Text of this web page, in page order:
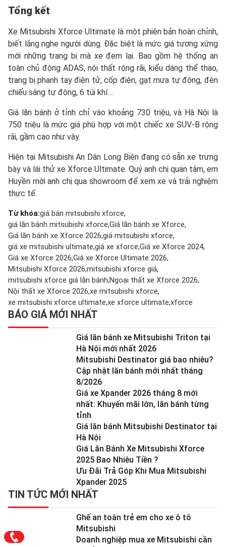
Tổng kết
Xe Mitsubishi Xforce Ultimate là một phiên bản hoàn chỉnh,
biết lắng nghe người dùng. Đặc biệt là mức giá tương xứng
mới những trang bị mà xe đem lại. Bao gồm hệ thống an
toàn chủ động ADAS, nội thất rộng rãi, kiểu dáng thể thao,
trang bị phanh tay điện tử, cốp điện, gạt mưa tự động, đèn
chiếu sáng tự động, 6 túi khí….
Giá lăn bánh ở tỉnh chỉ vào khoảng 730 triệu, và Hà Nội là
750 triệu là mức giá phù hợp với một chiếc xe SUV-B rộng
rãi, gầm cao như vậy.
Hiện tại Mitsubishi An Dân Long Biên đang có sẵn xe trưng
bày và lái thử xe Xforce Ultimate. Quý anh chị quan tâm, em
Huyền mời anh chị qua showroom để xem xe và trải nghiệm
thực tế.
Từ khóa:giá bán mitsubishi xforce
giá lăn bánh mitsubishi xforce Giá lăn bánh xe Xforce
Giá lăn bánh xe Xforce 2026 giá mitsubishi xforce
giá xe mitsubishi ultimate giá xe xforce Giá xe Xforce 2024
Giá xe Xforce 2026 Giá xe Xforce Ultimate 2026
Mitsubishi Xforce 2026 mitsubishi xforce giá
mitsubishi xforce giá lăn bánh Ngoại thất xe Xforce 2026
Nội thất xe Xforce 2026 xe mitsubishi xforce
xe mitsubishi xforce ultimate xe xforce ultimate xforce
BÁO GIÁ MỚI NHẤT
Giá lăn bánh xe Mitsubishi Triton tại
Hà Nội mới nhất 2026
Mitsubishi Destinator giá bao nhiêu?
Cập nhật lăn bánh mới nhất tháng
8/2026
Giá xe Xpander 2026 tháng 8 mới
nhất: Khuyến mãi lớn, lăn bánh từng
tỉnh
Giá lăn bánh Mitsubishi Destinator tại
Hà Nội
Giá Lăn Bánh Xe Mitsubishi Xforce
2025 Bao Nhiêu Tiền ?
Ưu Đãi Trả Góp Khi Mua Mitsubishi
Xpander 2025
TIN TỨC MỚI NHẤT
Ghế an toàn trẻ em cho xe ô tô
Mitsubishi
Doanh nghiệp mua xe Mitsubishi cần